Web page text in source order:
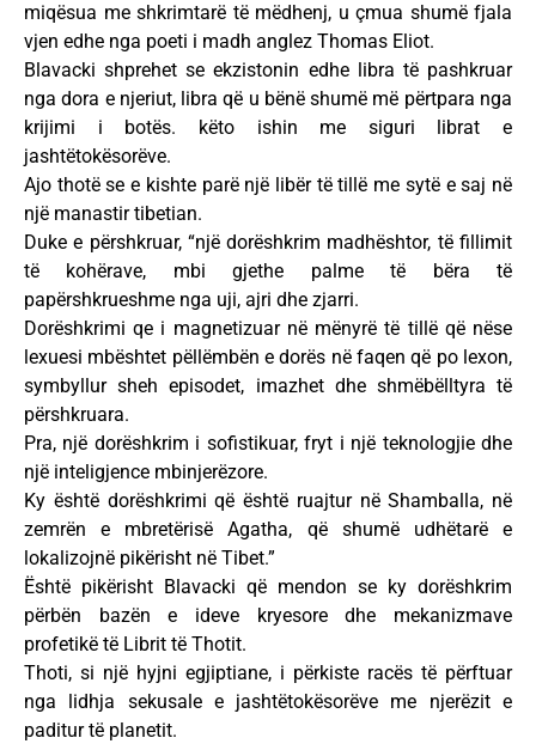
miqësua me shkrimtarë të mëdhenj, u çmua shumë fjala
vjen edhe nga poeti i madh anglez Thomas Eliot.
Blavacki shprehet se ekzistonin edhe libra të pashkruar
nga dora e njeriut, libra që u bënë shumë më përtpara nga
krijimi i botës. këto ishin me siguri librat e
jashtëtokësorëve.
Ajo thotë se e kishte parë një libër të tillë me sytë e saj në
një manastir tibetian.
Duke e përshkruar, “një dorëshkrim madhështor, të fillimit
të kohërave, mbi gjethe palme të bëra të
papërshkrueshme nga uji, ajri dhe zjarri.
Dorëshkrimi qe i magnetizuar në mënyrë të tillë që nëse
lexuesi mbështet pëllëmbën e dorës në faqen që po lexon,
symbyllur sheh episodet, imazhet dhe shmëbëlltyra të
përshkruara.
Pra, një dorëshkrim i sofistikuar, fryt i një teknologjie dhe
një inteligjence mbinjerëzore.
Ky është dorëshkrimi që është ruajtur në Shamballa, në
zemrën e mbretërisë Agatha, që shumë udhëtarë e
lokalizojnë pikërisht në Tibet.”
Është pikërisht Blavacki që mendon se ky dorëshkrim
përbën bazën e ideve kryesore dhe mekanizmave
profetikë të Librit të Thotit.
Thoti, si një hyjni egjiptiane, i përkiste racës të përftuar
nga lidhja sekusale e jashtëtokësorëve me njerëzit e
paditur të planetit.